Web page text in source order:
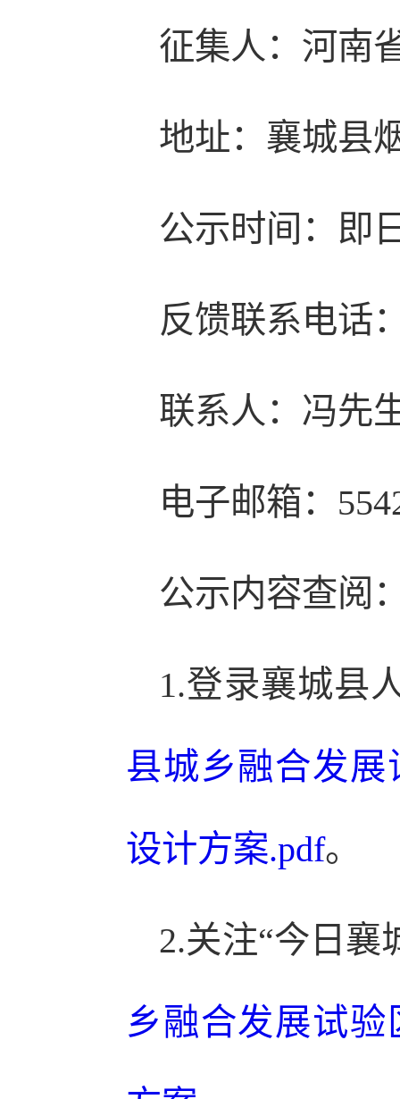
征集人：河南
地址：襄城县
公示时间：即
反馈联系电话
联系人：冯先
电子邮箱：
公示内容查阅
1.登录襄城县
县城乡融合发
设计方案.pdf。
2.关注“今日襄
乡融合发展试